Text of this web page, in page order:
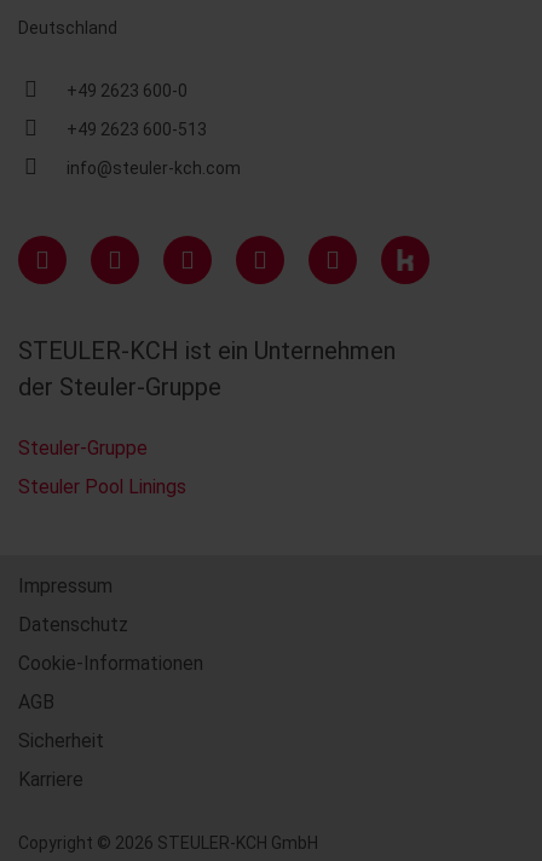
Deutschland
+49 2623 600-0
+49 2623 600-513
info@steuler-kch.com
STEULER-KCH ist ein Unternehmen
der Steuler-Gruppe
Steuler-Gruppe
Steuler Pool Linings
Impressum
Datenschutz
Cookie-Informationen
AGB
Sicherheit
Karriere
Copyright © 2026 STEULER-KCH GmbH